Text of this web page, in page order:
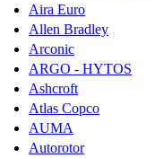
Aira Euro
Allen Bradley
Arconic
ARGO - HYTOS
Ashcroft
Atlas Copco
AUMA
Autorotor